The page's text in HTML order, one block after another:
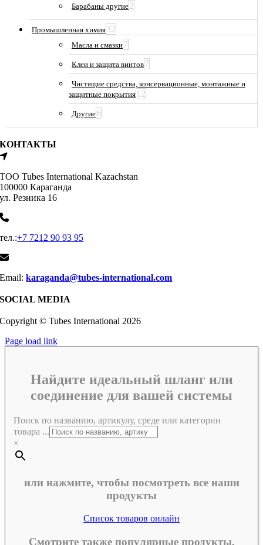
Барабаны другие2
Промышленная химия32
Масла и смазки7
Клеи и защита винтов7
Чистящие средства, консервационные, монтажные и
защитные покрытия 12
Другие6
КОНТАКТЫ
ТОО Tubes International Kazachstan
100000 Караганда
ул. Резника 16
тел.:+7 7212 90 93 95
Email:karaganda@tubes-international.com
SOCIAL MEDIA
Copyright © Tubes International 2026
Page load link
Найдите идеальный шланг или
соединение для вашей системы
Поиск по названию, артикулу, среде или категории
товара ...
×
или нажмите, чтобы посмотреть все наши
продукты
Список товаров онлайн
Смотрите также популярные продукты,